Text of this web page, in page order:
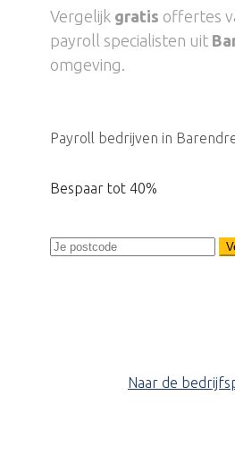
Vergelijk gratis offertes
payroll specialisten uit
omgeving.
Payroll bedrijven in
Bespaar tot 40%
Naar de